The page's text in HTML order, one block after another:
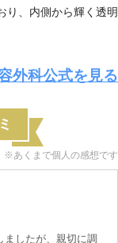
9：00
5分
9：00
分
1分
9：00～1
9：00
り、内側から輝く透明
外科公式を見る
※あくまで個人の感想です
したが、親切に調